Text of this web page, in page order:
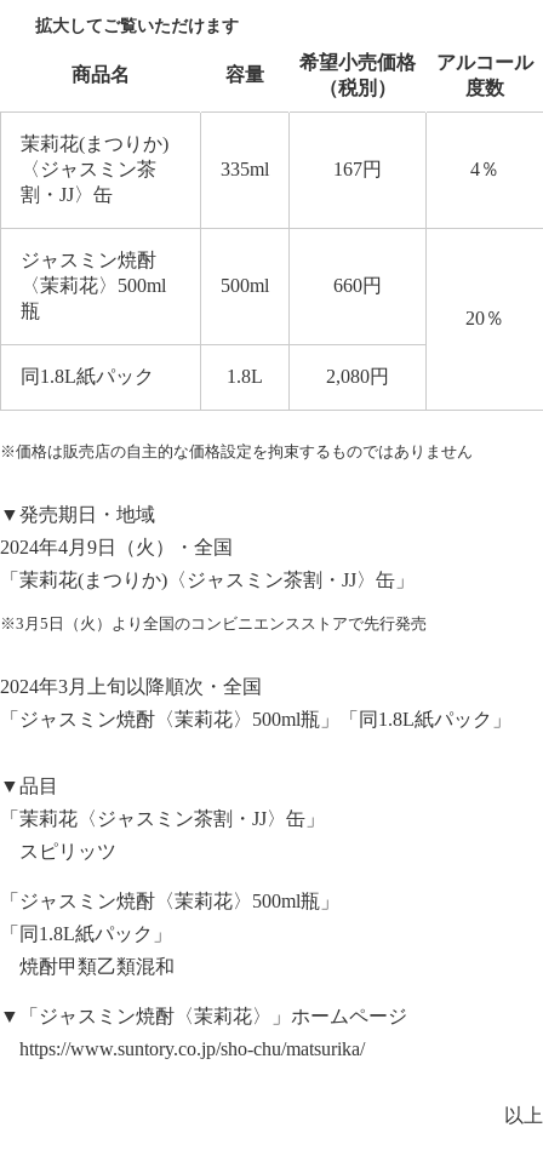
商品名 容量
希望小売価格
（税別）
アルコール
度数
茉莉花(まつりか)
〈ジャスミン茶
割・JJ〉缶
335ml 167円 4％
ジャスミン焼酎
〈茉莉花〉500ml
瓶
500ml
660円
20％
同1.8L紙パック 1.8L 2,080円
※価格は販売店の自主的な価格設定を拘束するものではありません
▼発売期日・地域
2024年4月9日（火）・全国
「茉莉花(まつりか)〈ジャスミン茶割・JJ〉缶」
※3月5日（火）より全国のコンビニエンスストアで先行発売
2024年3月上旬以降順次・全国
「ジャスミン焼酎〈茉莉花〉500ml瓶」「同1.8L紙パック」
▼品目
「茉莉花〈ジャスミン茶割・JJ〉缶」
スピリッツ
「ジャスミン焼酎〈茉莉花〉500ml瓶」
「同1.8L紙パック」
焼酎甲類乙類混和
▼「ジャスミン焼酎〈茉莉花〉」ホームページ
https://www.suntory.co.jp/sho-chu/matsurika/
以上